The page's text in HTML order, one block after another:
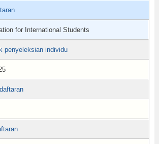
for International Students
penyeleksian individu